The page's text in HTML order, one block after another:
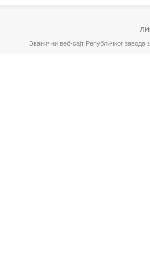
Званични веб-сајт Републичког